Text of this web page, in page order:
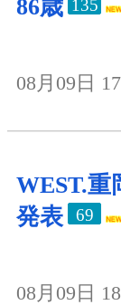
86歳 135
08月09日
WEST.重
発表
69
08月09日